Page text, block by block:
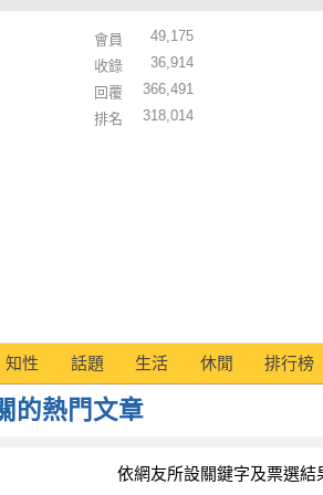
會員
49,175
收錄
36,914
回覆
366,491
排名
318,014
知性 話題 生活 休閒 排行榜
的熱門文章
依網友所設關鍵字及票選結